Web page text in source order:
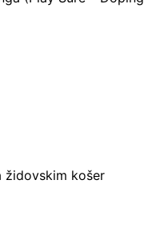
židovskim košer